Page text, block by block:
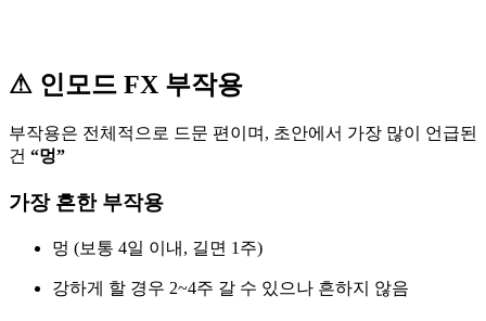
⚠ 인모드 FX 부작용
부작용은 전체적으로 드문 편이며, 초안에서 가장 많이 언급된
건 “멍”
가장 흔한 부작용
멍 (보통 4일 이내, 길면 1주)
강하게 할 경우 2~4주 갈 수 있으나 흔하지 않음